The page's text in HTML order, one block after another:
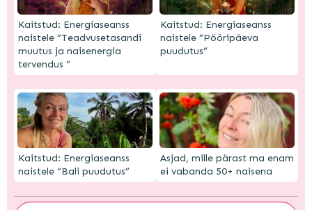
Kaitstud: Energiaseanss
naistele “Teadvusetasandi
muutus ja naisenergia
tervendus “
Kaitstud: Energiaseanss
naistele “Pööripäeva
puudutus”
Kaitstud: Energiaseanss
naistele “Bali puudutus”
Asjad, mille pärast ma enam
ei vabanda 50+ naisena